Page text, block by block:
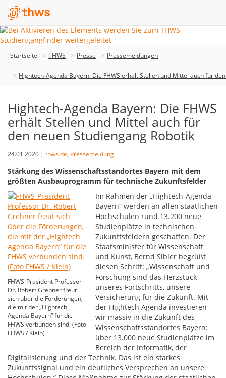
Startseite THWS Presse Pressemeldungen
Hightech-Agenda Bayern: Die FHWS erhält Stellen und Mittel auch für
Hightech-Agenda Bayern: Die FHWS
erhält Stellen und Mittel auch für
den neuen Studiengang Robotik
24.01.2020 | thws.de, Pressemeldung
Stärkung des Wissenschaftsstandortes Bayern mit dem
größten Ausbauprogramm für technische Zukunftsfelder
FHWS-Präsident Professor
Dr. Robert Grebner freut
sich über die Förderungen,
die mit der „Hightech
Agenda Bayern“ für die
FHWS verbunden sind. (Foto
FHWS / Klein)
Im Rahmen der „Hightech-Agenda
Bayern“ werden an allen staatlichen
Hochschulen rund 13.200 neue
Studienplätze in technischen
Zukunftsfeldern geschaffen. Der
Staatsminister für Wissenschaft
und Kunst, Bernd Sibler begrüßt
diesen Schritt: „Wissenschaft und
Forschung sind das Herzstück
unseres Fortschritts, unsere
Versicherung für die Zukunft. Mit
der Hightech Agenda investieren
wir massiv in die Zukunft des
Wissenschaftsstandortes Bayern:
über 13.000 neue Studienplätze im
Bereich der Informatik, der
Digitalisierung und der Technik. Das ist ein starkes
Zukunftssignal und ein deutliches Versprechen an unsere